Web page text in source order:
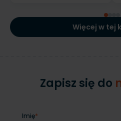
Więcej w tej
Zapisz się do
Imię*